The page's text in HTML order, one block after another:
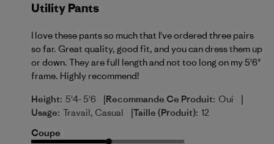
Utility Pants
I love these pants so much that I've ordered three pairs
so far. Great quality, good fit, and you can dress them up
or down. They are full length and not too long on my 5'6"
frame. Highly recommend!
Height: 5'4- 5'6 |Recommande Ce Produit: Oui |
Usage: Travail, Casual |Taille (produit): 12
Coupe